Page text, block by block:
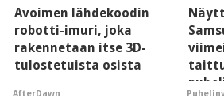
Avoimen lähdekoodin
robotti-imuri, joka
rakennetaan itse 3D-
tulostetuista osista
AfterDawn